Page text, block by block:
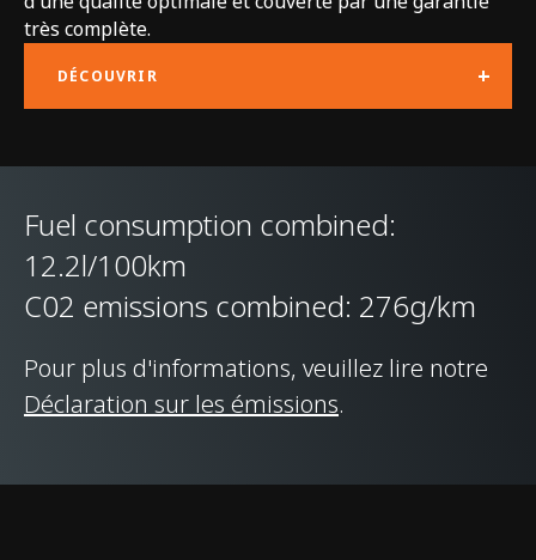
CHÂSSIS ET
CARROSSERIE
CARROSSERIE
Monocage II
TYPE DE SUSPENSION
Proactive Chassis
Control III
très complète.
DÉCOUVRIR +
Fuel consumption combined:
12.2l/100km
C02 emissions combined: 276g/km
Pour plus d'informations, veuillez lire notre
Déclaration sur les émissions.